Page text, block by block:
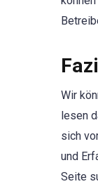
Wir
lesen
sich
und
Seite